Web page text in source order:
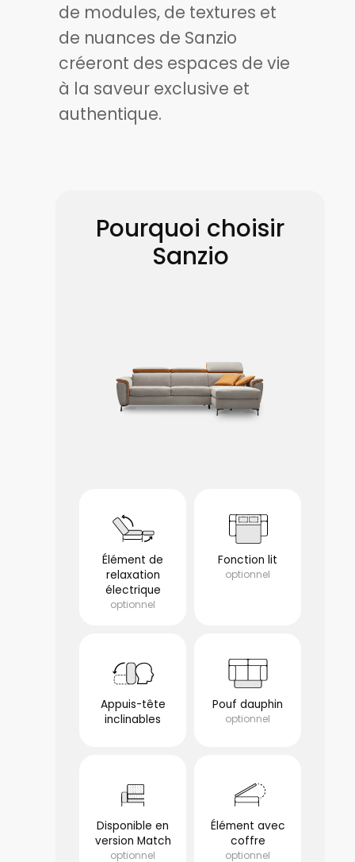
de modules, de textures et
de nuances de Sanzio
créeront des espaces de vie
à la saveur exclusive et
authentique.
Pourquoi choisir
Sanzio
Élément de
relaxation
électrique
optionnel
Fonction lit
optionnel
Appuis-tête
inclinables
Pouf dauphin
optionnel
Disponible en
version Match
optionnel
Élément avec
coffre
optionnel